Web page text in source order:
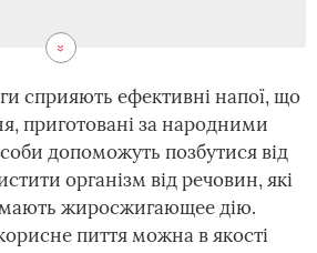
сприяють ефективні напої, що
приготовані за народними
допоможуть позбутися від
організм від речовин, які
жиросжигающее дію.
пиття можна в якості